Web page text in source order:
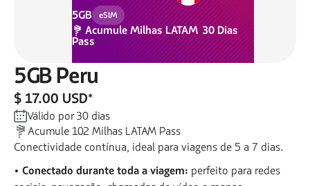
5GB
eSIM
AcumuleMilhas LATAM
Pass
30Dias
5GBPeru
$ 17.00 USD*
Válido por30dias
Acumule102 Milhas LATAM Pass
Conectividade contínua, ideal para viagens de 5 a 7 dias.
• Conectado durante toda a viagem: perfeito para redes